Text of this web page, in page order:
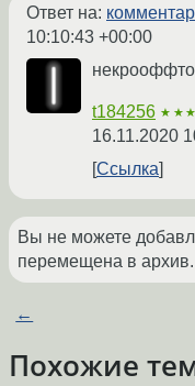
Ответ на:
10:10:43 +00:00
t184256
16.11.2020
Ссылка
Вы не можете
перемещена в архив.
←
Похожие